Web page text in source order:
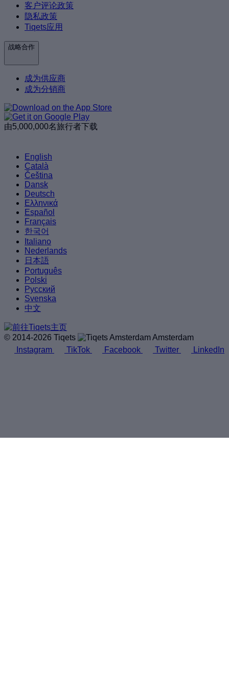
客户评论政策
隐私政策
Tiqets应用
战略合作
成为供应商
成为分销商
由5,000,000名旅行者下载
English
Català
Čeština
Dansk
Deutsch
Ελληνικά
Español
Français
한국어
Italiano
Nederlands
日本語
Português
Polski
Русский
Svenska
中文
© 2014-2026 Tiqets
Amsterdam
Instagram
TikTok Facebook Twitter LinkedIn